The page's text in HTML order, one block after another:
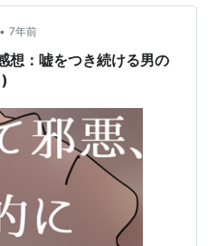
バンディという人は。 実際、
け付けていたそうです。 こ
• 7年前
想：嘘をつき続ける男の